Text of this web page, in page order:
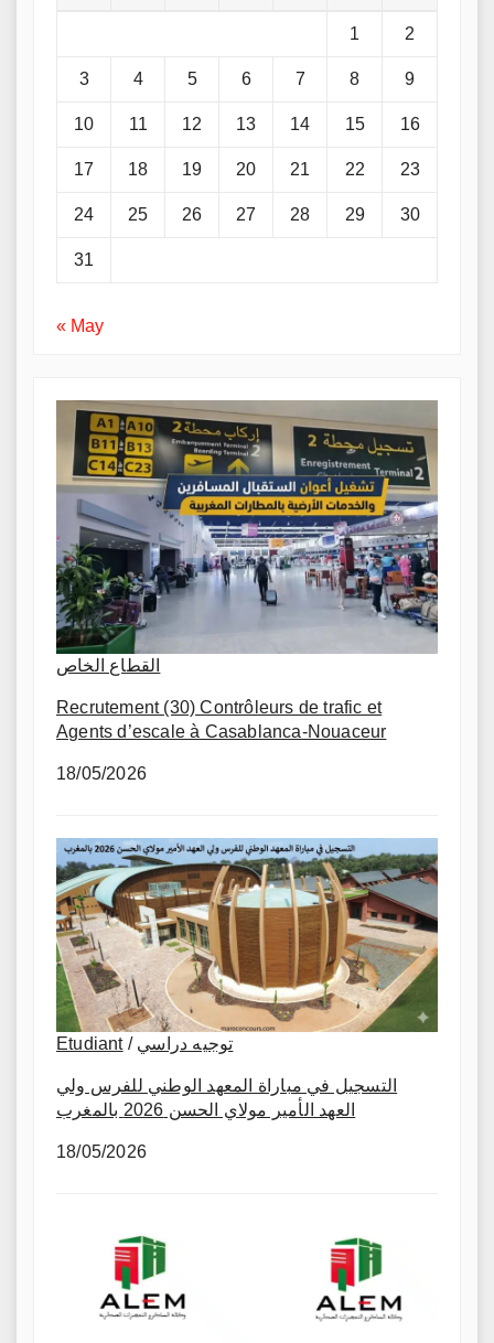
1 2
3 4 5 6 7 8 9
10 11 12 13 14 15 16
17 18 19 20 21 22 23
24 25 26 27 28 29 30
31
« May
القطاع الخاص
Recrutement (30) Contrôleurs de trafic et
Agents d’escale à Casablanca-Nouaceur
18/05/2026
Etudiant/ توجيه دراسي
التسجيل في مباراة المعهد الوطني للفرس ولي
العهد الأمير مولاي الحسن 2026 بالمغرب
18/05/2026